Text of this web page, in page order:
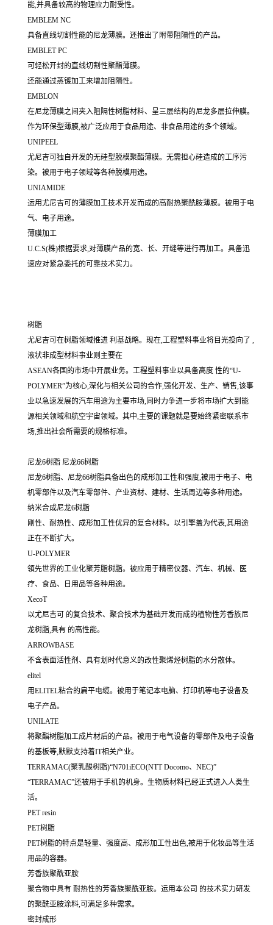
能,并具备较高的物理应力耐受性。
EMBLEM NC
具备直线切割性能的尼龙薄膜。还推出了附带阻隔性的产品。
EMBLET PC
可轻松开封的直线切割性聚酯薄膜。
还能通过蒸镀加工来增加阻隔性。
EMBLON
在尼龙薄膜之间夹入阻隔性树脂材料、呈三层结构的尼龙多层拉伸膜。
作为环保型薄膜,被广泛应用于食品用途、非食品用途的多个领域。
UNIPEEL
尤尼吉可独自开发的无硅型脱模聚酯薄膜。无需担心硅造成的工序污
染。被用于电子领域等各种脱模用途。
UNIAMIDE
运用尤尼吉可的薄膜加工技术开发而成的高耐热聚酰胺薄膜。被用于电
气、电子用途。
薄膜加工
U.C.S(株)根据要求,对薄膜产品的宽、长、开缝等进行再加工。具备迅
速应对紧急委托的可靠技术实力。
树脂
尤尼吉可在树脂领域推进 利基战略。现在,工程塑料事业将目光投向了 ,
液状非成型材料事业则主要在
ASEAN各国的市场中开展业务。工程塑料事业以具备高度 性的“U-
POLYMER”为核心,深化与相关公司的合作,强化开发、生产、销售,该事
业以急速发展的汽车用途为主要市场,同时力争进一步将市场扩大到能
源相关领域和航空宇宙领域。其中,主要的课题就是要始终紧密联系市
场,推出社会所需要的规格标准。
尼龙6树脂 尼龙66树脂
尼龙6树脂、尼龙66树脂具备出色的成形加工性和强度,被用于电子、电
机零部件以及汽车零部件、产业资材、建材、生活周边等多种用途。
纳米合成尼龙6树脂
刚性、耐热性、成形加工性优异的复合材料。以引擎盖为代表,其用途
正在不断扩大。
U-POLYMER
領先世界的工业化聚芳脂树脂。被应用于精密仪器、汽车、机械、医
疗、食品、日用品等各种用途。
XecoT
以尤尼吉可 的复合技术、聚合技术为基础开发而成的植物性芳香族尼
龙树脂,具有 的高性能。
ARROWBASE
不含表面活性剂、具有划时代意义的改性聚烯烃树脂的水分散体。
elitel
用ELITEL粘合的扁平电缆。被用于笔记本电脑、打印机等电子设备及
电子产品。
UNILATE
将聚酯树脂加工成片材后的产品。被用于电气设备的零部件及电子设备
的基板等,默默支持着IT相关产业。
TERRAMAC(聚乳酸树脂)“N701iECO(NTT Docomo、NEC)”
“TERRAMAC”还被用于手机的机身。生物质材料已经正式进入人类生
活。
PET resin
PET树脂
PET树脂的特点是轻量、强度高、成形加工性出色,被用于化妆品等生活
用品的容器。
芳香族聚酰亚胺
聚合物中具有 耐热性的芳香族聚酰亚胺。运用本公司 的技术实力研发
的聚酰亚胺涂料,可满足多种需求。
密封成形